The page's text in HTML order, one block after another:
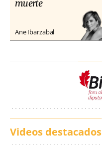
muerte
Ane Ibarzabal
Videos destacados